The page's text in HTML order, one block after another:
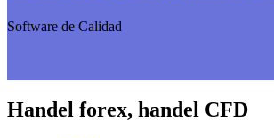
Software de Calidad
Handel forex, handel CFD